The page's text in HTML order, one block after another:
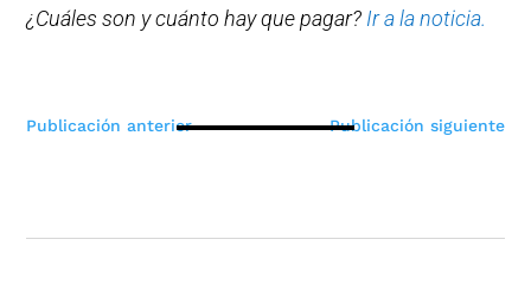
¿Cuáles son y cuánto hay que pagar? Ir a la noticia.
Navegación
Publicación anterior Publicación siguiente